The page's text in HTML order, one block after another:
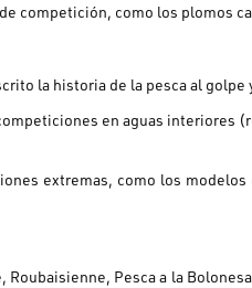
competición, como los plomos
la historia de la pesca al
en aguas interiores
extremas, como los
Pesca a la